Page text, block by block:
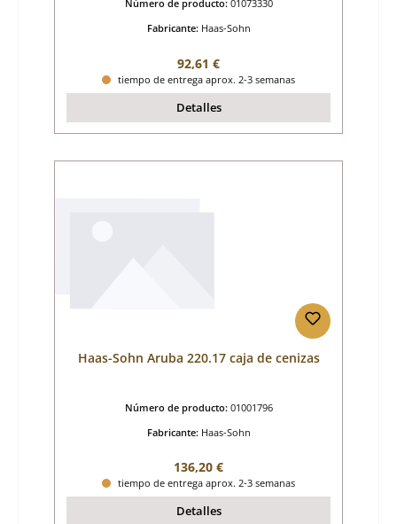
Número de producto: 01073330
Fabricante: Haas-Sohn
Precio normal:
92,61 €
tiempo de entrega aprox. 2-3 semanas
Detalles
Haas-Sohn Aruba 220.17 caja de cenizas
Número de producto: 01001796
Fabricante: Haas-Sohn
Precio normal:
136,20 €
tiempo de entrega aprox. 2-3 semanas
Detalles